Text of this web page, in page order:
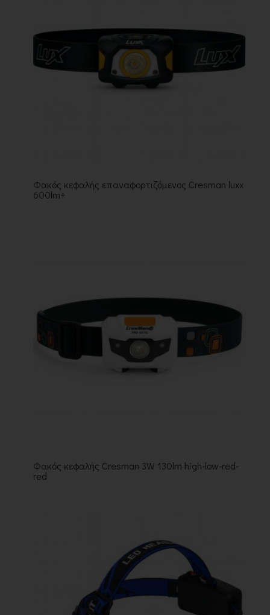
Φακός κεφαλής επαναφορτιζόμενος Cresman luxx
600lm+
Φακός κεφαλής Cresman 3W 130lm high-low-red-
red